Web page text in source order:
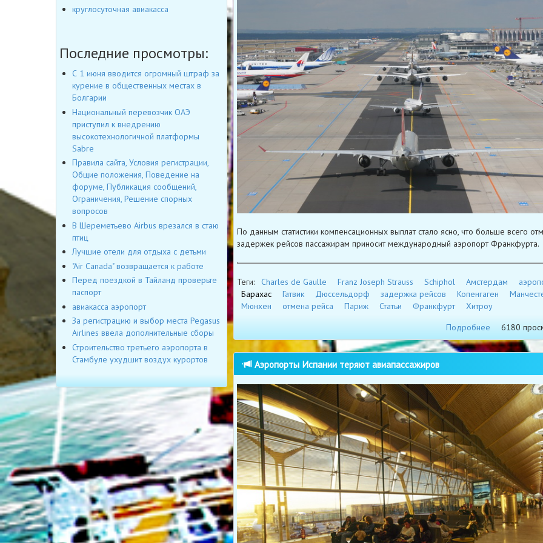
По данным статистики компенсационных выплат стало ясно, что больше всего
задержек рейсов пассажирам приносит международный аэропорт Франкфурта.
Теги: Charles de Gaulle Franz Joseph Strauss Schiphol Амстердам
Барахас
Гатвик Дюссельдорф задержка рейсов Копенгаген
Мюнхен
отмена рейса Париж Статьи Франкфурт
Хитроу
Подробнее
6180
Аэропорты Испании теряют авиапассажиров
круглосуточная авиакасса
Последние просмотры:
С 1 июня вводится огромный штраф за
курение в общественных местах в
Болгарии
Национальный перевозчик ОАЭ
приступил к внедрению
высокотехнологичной платформы
Sabre
Правила сайта, Условия регистрации,
Общие положения, Поведение на
форуме, Публикация сообщений,
Ограничения, Решение спорных
вопросов
В Шереметьево Airbus врезался в стаю
птиц
Лучшие отели для отдыха с детьми
"Air Canada" возвращается к работе
Перед поездкой в Тайланд проверьте
паспорт
авиакасса аэропорт
За регистрацию и выбор места Pegasus
Airlines ввела дополнительные сборы
Строительство третьего аэропорта в
Стамбуле ухудшит воздух курортов